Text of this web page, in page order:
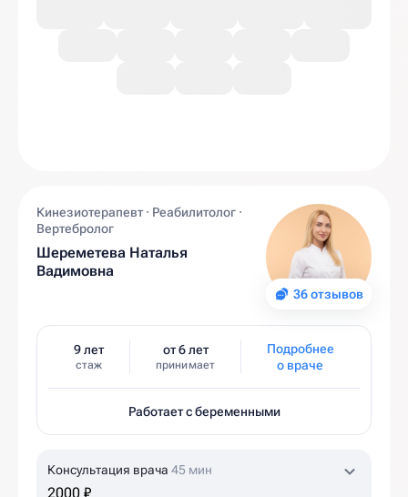
36 отзывов
Кинезиотерапевт · Реабилитолог ·
Вертебролог
Шереметева Наталья
Вадимовна
9 лет
стаж
от 6 лет
принимает
Подробнее
о враче
Работает с беременными
Консультация врача 45 мин
2000 ₽